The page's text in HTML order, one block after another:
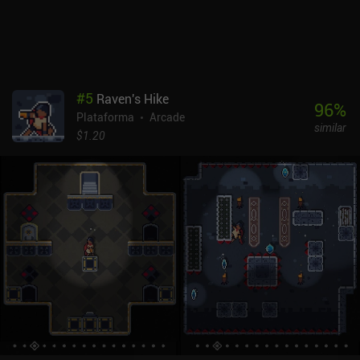
#5 Raven's Hike
Plataforma
Arcade
$1.20
96%
similar